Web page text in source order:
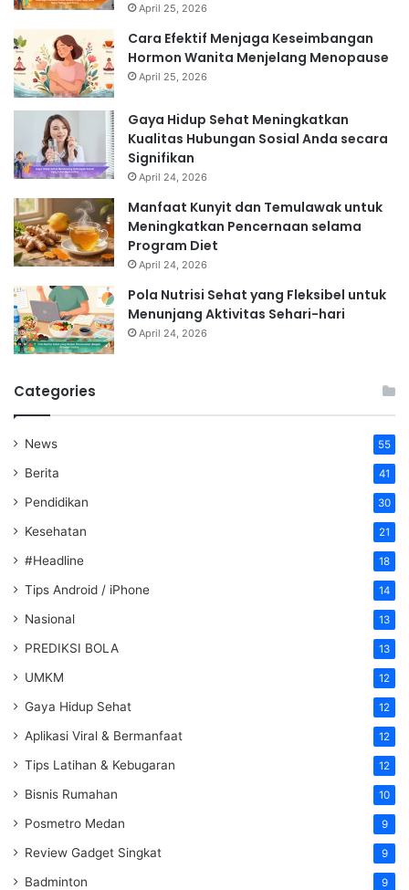
April 25, 2026
Cara Efektif Menjaga Keseimbangan
Hormon Wanita Menjelang Menopause
April 25, 2026
Gaya Hidup Sehat Meningkatkan
Kualitas Hubungan Sosial Anda secara
Signifikan
April 24, 2026
Manfaat Kunyit dan Temulawak untuk
Meningkatkan Pencernaan selama
Program Diet
April 24, 2026
Pola Nutrisi Sehat yang Fleksibel untuk
Menunjang Aktivitas Sehari-hari
April 24, 2026
Categories
News 55
Berita 41
Pendidikan 30
Kesehatan 21
#Headline 18
Tips Android / iPhone 14
Nasional 13
PREDIKSI BOLA 13
UMKM 12
Gaya Hidup Sehat 12
Aplikasi Viral & Bermanfaat 12
Tips Latihan & Kebugaran 12
Bisnis Rumahan 10
Posmetro Medan 9
Review Gadget Singkat 9
Badminton 9